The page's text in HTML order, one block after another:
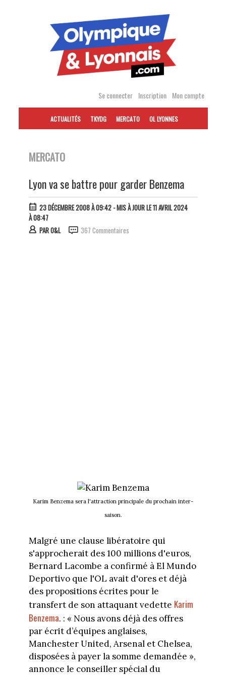
Se connecter Inscription Mon compte
ACTUALITÉS TKYDG MERCATO OL LYONNES
MERCATO
Lyon va se battre pour garder Benzema
23 DÉCEMBRE 2008 À 09:42- MIS À JOUR LE 11 AVRIL 2024
À 08:47
PARO&L 367 Commentaires
Karim Benzema sera l'attraction principale du prochain inter-
saison.
Malgré une clause libératoire qui
s'approcherait des 100 millions d'euros,
Bernard Lacombe a confirmé à El Mundo
Deportivo que l'OL avait d'ores et déjà
des propositions écrites pour le
transfert de son attaquant vedette Karim
Benzema. : « Nous avons déjà des offres
par écrit d’équipes anglaises,
Manchester United, Arsenal et Chelsea,
disposées à payer la somme demandée »,
annonce le conseiller spécial du